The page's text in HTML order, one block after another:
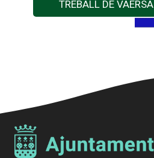
TREBALL DE VAERSA